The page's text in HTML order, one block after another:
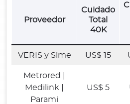
Proveedor
Cuidado
Total
40K
VERIS y Sime US$ 15
Metrored |
Medilink |
Parami
US$ 5